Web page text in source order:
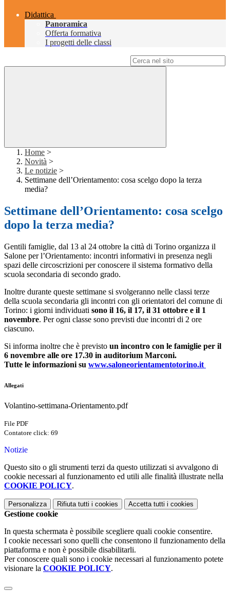
Didattica
Panoramica
Offerta formativa
I progetti delle classi
Home >
Novità >
Le notizie >
Settimane dell’Orientamento: cosa scelgo dopo la terza
media?
Settimane dell’Orientamento: cosa scelgo
dopo la terza media?
Gentili famiglie, dal 13 al 24 ottobre la città di Torino organizza il
Salone per l’Orientamento: incontri informativi in presenza negli
spazi delle circoscrizioni per conoscere il sistema formativo della
scuola secondaria di secondo grado.
Inoltre durante queste settimane si svolgeranno nelle classi terze
della scuola secondaria gli incontri con gli orientatori del comune di
Torino: i giorni individuati sono il 16, il 17, il 31 ottobre e il 1
novembre. Per ogni classe sono previsti due incontri di 2 ore
ciascuno.
Si informa inoltre che è previsto un incontro con le famiglie per il
6 novembre alle ore 17.30 in auditorium Marconi.
Tutte le informazioni su www.saloneorientamentotorino.it
Allegati
Volantino-settimana-Orientamento.pdf
File PDF
Contatore click: 69
Notizie
Questo sito o gli strumenti terzi da questo utilizzati si avvalgono di
cookie necessari al funzionamento ed utili alle finalità illustrate nella
COOKIE POLICY.
Personalizza Rifiuta tutti i cookies Accetta tutti i cookies
Gestione cookie
In questa schermata è possibile scegliere quali cookie consentire.
I cookie necessari sono quelli che consentono il funzionamento della
piattaforma e non è possibile disabilitarli.
Per conoscere quali sono i cookie necessari al funzionamento potete
visionare la COOKIE POLICY.